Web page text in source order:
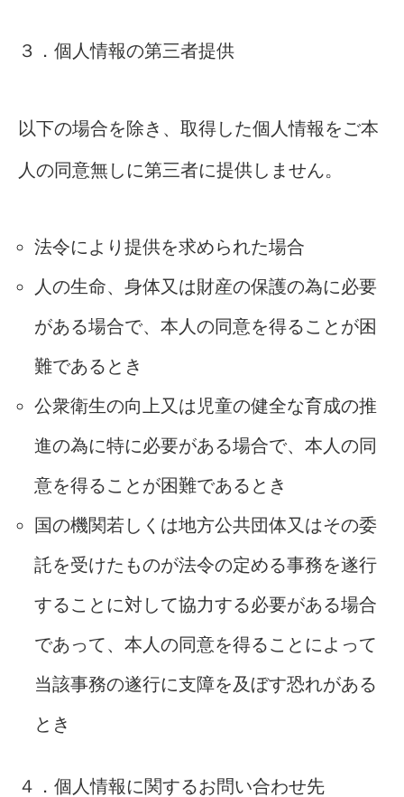
３．個人情報の第三者提供
以下の場合を除き、取得した個人情報をご本
人の同意無しに第三者に提供しません。
法令により提供を求められた場合
人の生命、身体又は財産の保護の為に必要
がある場合で、本人の同意を得ることが困
難であるとき
公衆衛生の向上又は児童の健全な育成の推
進の為に特に必要がある場合で、本人の同
意を得ることが困難であるとき
国の機関若しくは地方公共団体又はその委
託を受けたものが法令の定める事務を遂行
することに対して協力する必要がある場合
であって、本人の同意を得ることによって
当該事務の遂行に支障を及ぼす恐れがある
とき
４．個人情報に関するお問い合わせ先